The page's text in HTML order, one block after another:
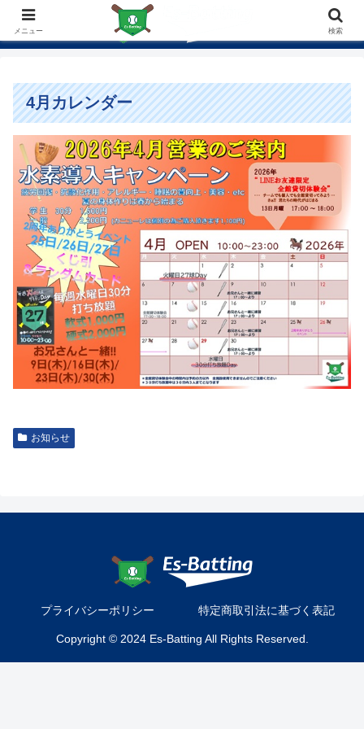
4月カレンダー
お知らせ
プライバシーポリシー 特定商取引法に基づく表記
Copyright © 2024 Es-Batting All Rights Reserved.
メニュー 検索